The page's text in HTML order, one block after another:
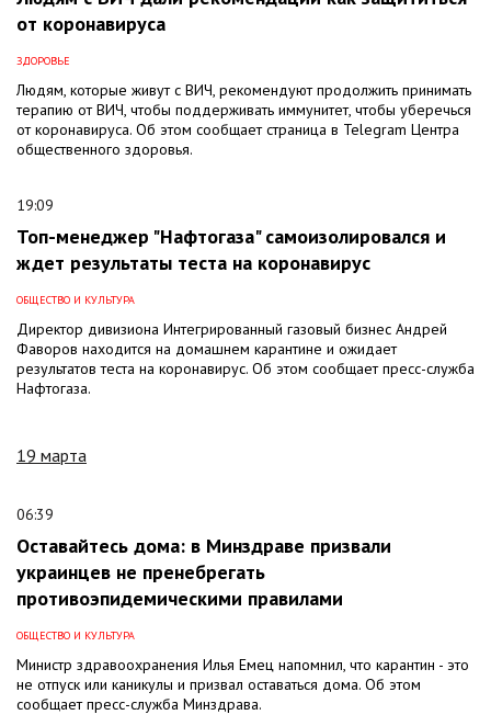
от коронавируса
ЗДОРОВЬЕ
Людям, которые живут с ВИЧ, рекомендуют продолжить принимать
терапию от ВИЧ, чтобы поддерживать иммунитет, чтобы уберечься
от коронавируса. Об этом сообщает страница в Telegram Центра
общественного здоровья.
19:09
Топ-менеджер "Нафтогаза" самоизолировался и
ждет результаты теста на коронавирус
ОБЩЕСТВО И КУЛЬТУРА
Директор дивизиона Интегрированный газовый бизнес Андрей
Фаворов находится на домашнем карантине и ожидает
результатов теста на коронавирус. Об этом сообщает пресс-служба
Нафтогаза.
19 марта
06:39
Оставайтесь дома: в Минздраве призвали
украинцев не пренебрегать
противоэпидемическими правилами
ОБЩЕСТВО И КУЛЬТУРА
Министр здравоохранения Илья Емец напомнил, что карантин - это
не отпуск или каникулы и призвал оставаться дома. Об этом
сообщает пресс-служба Минздрава.